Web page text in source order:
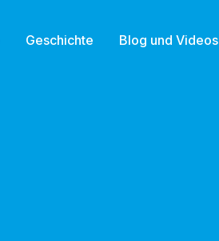
Geschichte Blog und Videos